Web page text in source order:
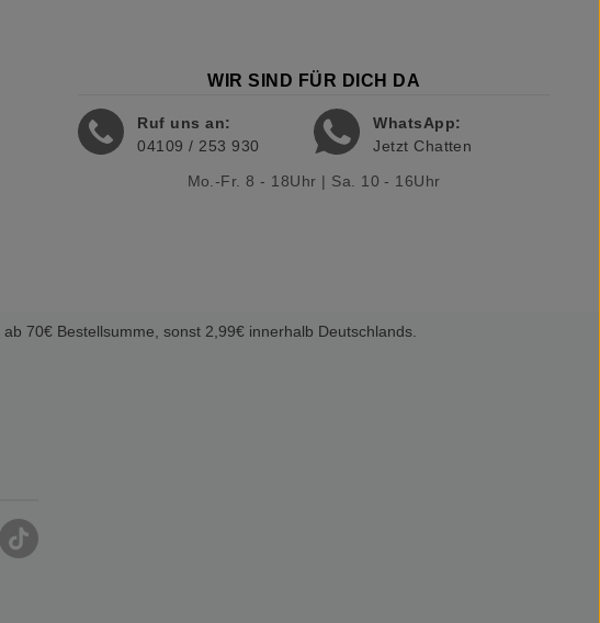
WIR SIND FÜR DICH DA
Ruf uns an:
04109 / 253 930
WhatsApp:
Jetzt Chatten
Mo.-Fr. 8 - 18Uhr | Sa. 10 - 16Uhr
ab 70€ Bestellsumme, sonst 2,99€ innerhalb Deutschlands.